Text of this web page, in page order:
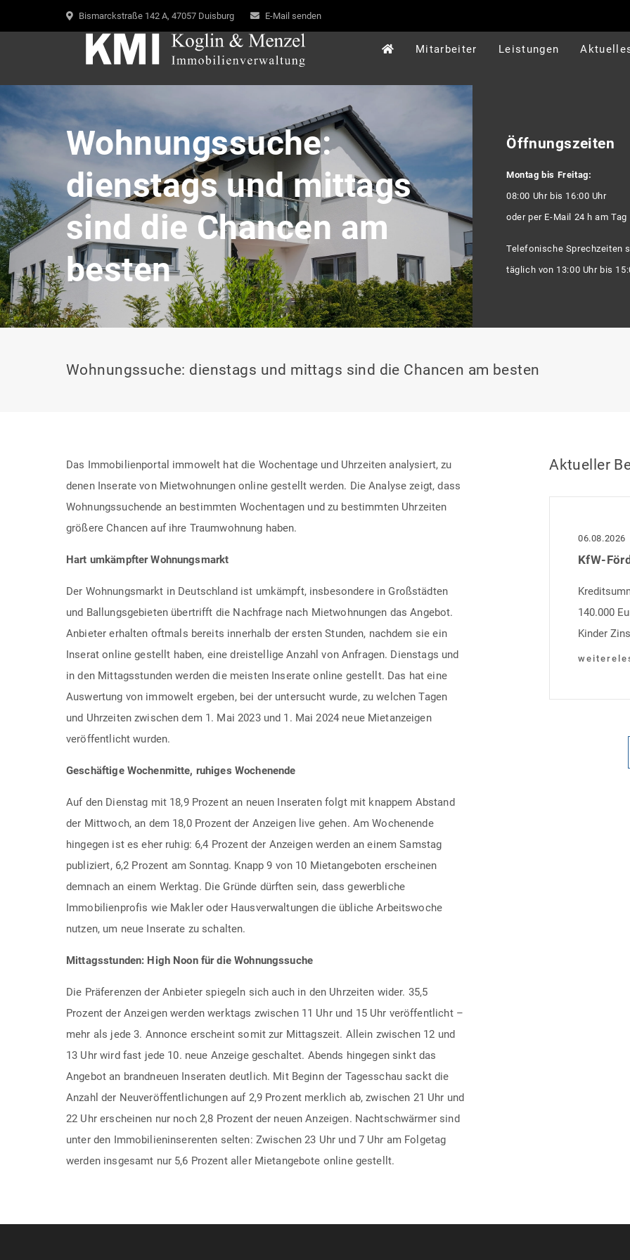
Bismarckstraße 142 A, 47057 Duisburg E-Mail senden
Mitarbeiter Leistungen
Wohnungssuche:
dienstags und mittags
sind die Chancen am
besten
Öffnungszeiten
Montag bis Freitag:
08:00 Uhr bis 16:00 Uhr
oder per E-Mail 24 h am Tag
Telefonische Sprechzeiten
täglich von 13:00 Uhr bis
Wohnungssuche: dienstags und mittags sind die Chancen am besten
Das Immobilienportal immowelt hat die Wochentage und Uhrzeiten analysiert, zu
denen Inserate von Mietwohnungen online gestellt werden. Die Analyse zeigt, dass
Wohnungssuchende an bestimmten Wochentagen und zu bestimmten Uhrzeiten
größere Chancen auf ihre Traumwohnung haben.
Hart umkämpfter Wohnungsmarkt
Der Wohnungsmarkt in Deutschland ist umkämpft, insbesondere in Großstädten
und Ballungsgebieten übertrifft die Nachfrage nach Mietwohnungen das Angebot.
Anbieter erhalten oftmals bereits innerhalb der ersten Stunden, nachdem sie ein
Inserat online gestellt haben, eine dreistellige Anzahl von Anfragen. Dienstags und
in den Mittagsstunden werden die meisten Inserate online gestellt. Das hat eine
Auswertung von immowelt ergeben, bei der untersucht wurde, zu welchen Tagen
und Uhrzeiten zwischen dem 1. Mai 2023 und 1. Mai 2024 neue Mietanzeigen
veröffentlicht wurden.
Geschäftige Wochenmitte, ruhiges Wochenende
Auf den Dienstag mit 18,9 Prozent an neuen Inseraten folgt mit knappem Abstand
der Mittwoch, an dem 18,0 Prozent der Anzeigen live gehen. Am Wochenende
hingegen ist es eher ruhig: 6,4 Prozent der Anzeigen werden an einem Samstag
publiziert, 6,2 Prozent am Sonntag. Knapp 9 von 10 Mietangeboten erscheinen
demnach an einem Werktag. Die Gründe dürften sein, dass gewerbliche
Immobilienprofis wie Makler oder Hausverwaltungen die übliche Arbeitswoche
nutzen, um neue Inserate zu schalten.
Mittagsstunden: High Noon für die Wohnungssuche
Die Präferenzen der Anbieter spiegeln sich auch in den Uhrzeiten wider. 35,5
Prozent der Anzeigen werden werktags zwischen 11 Uhr und 15 Uhr veröffentlicht –
mehr als jede 3. Annonce erscheint somit zur Mittagszeit. Allein zwischen 12 und
13 Uhr wird fast jede 10. neue Anzeige geschaltet. Abends hingegen sinkt das
Angebot an brandneuen Inseraten deutlich. Mit Beginn der Tagesschau sackt die
Anzahl der Neuveröffentlichungen auf 2,9 Prozent merklich ab, zwischen 21 Uhr und
22 Uhr erscheinen nur noch 2,8 Prozent der neuen Anzeigen. Nachtschwärmer sind
unter den Immobilieninserenten selten: Zwischen 23 Uhr und 7 Uhr am Folgetag
werden insgesamt nur 5,6 Prozent aller Mietangebote online gestellt.
Aktueller
06.08.2026
140.000
Kinder
Heutiger